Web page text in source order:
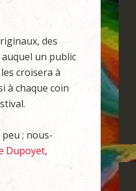
des
un public
croisera à
à chaque coin
; nous-
Dupoyet,